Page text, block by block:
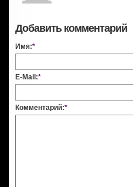
Добавить комментарий
Имя:*
E-Mail:*
Комментарий:*